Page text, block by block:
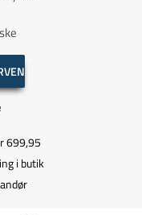
699,95
i butik